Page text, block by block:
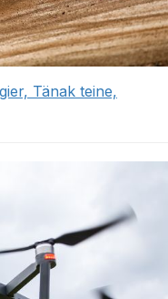
Tänak teine,